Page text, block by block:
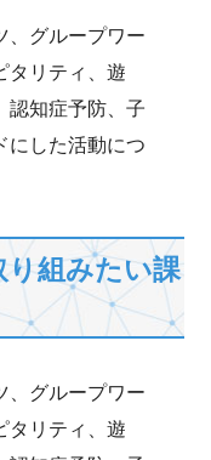
、グループワー
タリティ、遊
認知症予防、子
にした活動につ
り組みたい課
、グループワー
タリティ、遊